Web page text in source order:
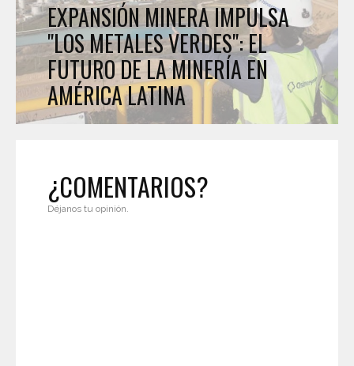
EXPANSIÓN MINERA IMPULSA
"LOS METALES VERDES": EL
FUTURO DE LA MINERÍA EN
AMÉRICA LATINA
¿COMENTARIOS?
Déjanos tu opinión.